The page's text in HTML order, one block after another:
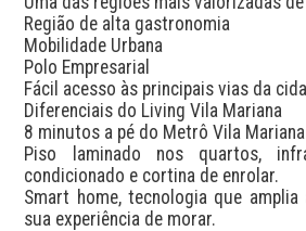
Região de alta gastronomia
Mobilidade Urbana
Polo Empresarial
Fácil acesso às principais vias da
Diferenciais do Living Vila Mariana
8 minutos a pé do Metrô Vila Mariana
Piso laminado nos quartos,
condicionado e cortina de enrolar.
Smart home, tecnologia que
sua experiência de morar.